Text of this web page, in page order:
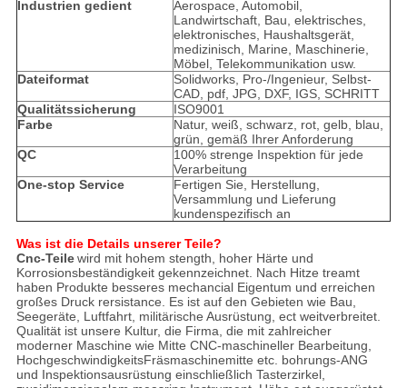
Industrien gedient
Aerospace, Automobil,
Landwirtschaft, Bau, elektrisches,
elektronisches, Haushaltsgerät,
medizinisch, Marine, Maschinerie,
Möbel, Telekommunikation usw.
Dateiformat
Solidworks, Pro-/Ingenieur, Selbst-
CAD, pdf, JPG, DXF, IGS, SCHRITT
Qualitätssicherung
ISO9001
Farbe
Natur, weiß, schwarz, rot, gelb, blau,
grün, gemäß Ihrer Anforderung
QC
100% strenge Inspektion für jede
Verarbeitung
One-stop Service
Fertigen Sie, Herstellung,
Versammlung und Lieferung
kundenspezifisch an
Was ist die Details unserer Teile?
Cnc-Teilewird mit hohem stength, hoher Härte und
Korrosionsbeständigkeit gekennzeichnet. Nach Hitze treamt
haben Produkte besseres mechancial Eigentum und erreichen
großes Druck rersistance. Es ist auf den Gebieten wie Bau,
Seegeräte, Luftfahrt, militärische Ausrüstung, ect weitverbreitet.
Qualität ist unsere Kultur, die Firma, die mit zahlreicher
moderner Maschine wie Mitte CNC-maschineller Bearbeitung,
HochgeschwindigkeitsFräsmaschinemitte etc. bohrungs-ANG
und Inspektionsausrüstung einschließlich Tasterzirkel,